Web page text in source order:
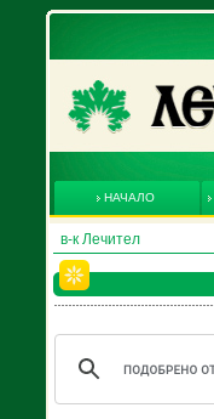
НАЧАЛО
в-к Лечител